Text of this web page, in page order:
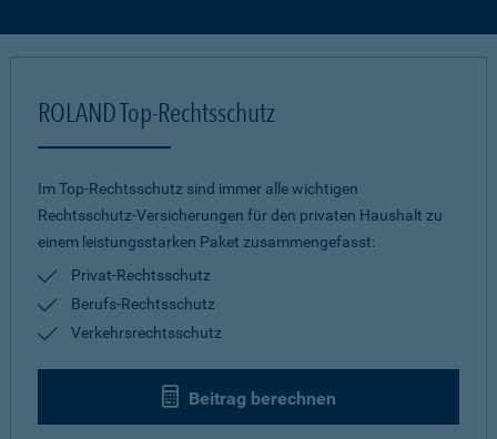
ROLAND Top-Rechtsschutz
Im Top-Rechtsschutz sind immer alle wichtigen
Rechtsschutz-Versicherungen für den privaten Haushalt zu
einem leistungsstarken Paket zusammengefasst:
Privat-Rechtsschutz
Berufs-Rechtsschutz
Verkehrsrechtsschutz
Beitrag berechnen